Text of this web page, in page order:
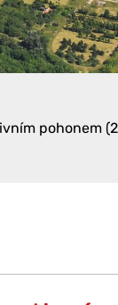
pohonem